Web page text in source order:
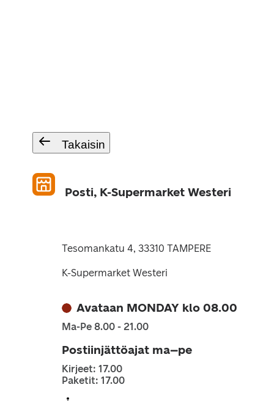
Takaisin
Posti, K-Supermarket Westeri
Tesomankatu 4, 33310 TAMPERE
K-Supermarket Westeri
Avataan MONDAY klo 08.00
Ma-Pe 8.00 - 21.00
Postiinjättöajat ma–pe
Kirjeet: 17.00
Paketit: 17.00